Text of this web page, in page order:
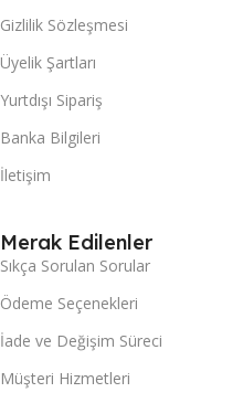
Gizlilik Sözleşmesi
Üyelik Şartları
Yurtdışı Sipariş
Banka Bilgileri
İletişim
Merak Edilenler
Sıkça Sorulan Sorular
Ödeme Seçenekleri
İade ve Değişim Süreci
Müşteri Hizmetleri